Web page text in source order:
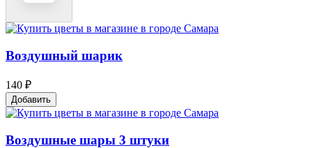
Воздушный шарик
140 ₽
Добавить
Воздушные шары 3 штуки